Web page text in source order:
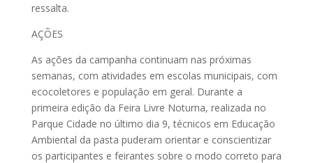
ressalta.
AÇÕES
As ações da campanha continuam nas próximas
semanas, com atividades em escolas municipais, com
ecocoletores e população em geral. Durante a
primeira edição da Feira Livre Noturna, realizada no
Parque Cidade no último dia 9, técnicos em Educação
Ambiental da pasta puderam orientar e conscientizar
os participantes e feirantes sobre o modo correto para